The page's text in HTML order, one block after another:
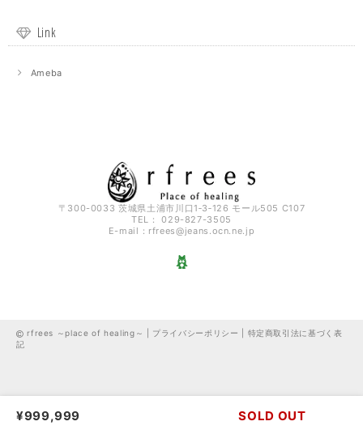
Link
Ameba
〒300-0033 茨城県土浦市川口1‐3‐126 モール505 C107
TEL： 029-827-3505
E-mail： rfrees@jeans.ocn.ne.jp
rfrees ～place of healing～ | プライバシーポリシー
特定商取引法に基づく表
記
¥999,999 SOLD OUT